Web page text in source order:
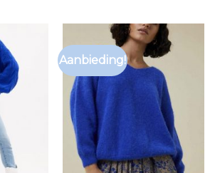
Aanbieding!